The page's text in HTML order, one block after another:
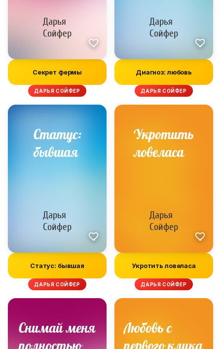
Секрет фермы
ДАРЬЯ СОЙФЕР
Диагноз: любовь
ДАРЬЯ СОЙФЕР
Статус: бывшая
ДАРЬЯ СОЙФЕР
Укротить ловеласа
ДАРЬЯ СОЙФЕР